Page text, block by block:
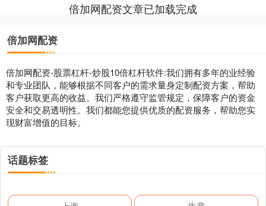
倍加网配资文章已加载完成
倍加网配资
倍加网配资-股票杠杆-炒股10倍杠杆软件:我们拥有多年的业经验
和专业团队，能够根据不同客户的需求量身定制配资方案，帮助
客户获取更高的收益。我们严格遵守监管规定，保障客户的资金
安全和交易透明性。我们都能您提供优质的配资服务，帮助您实
现财富增值的目标。
话题标签